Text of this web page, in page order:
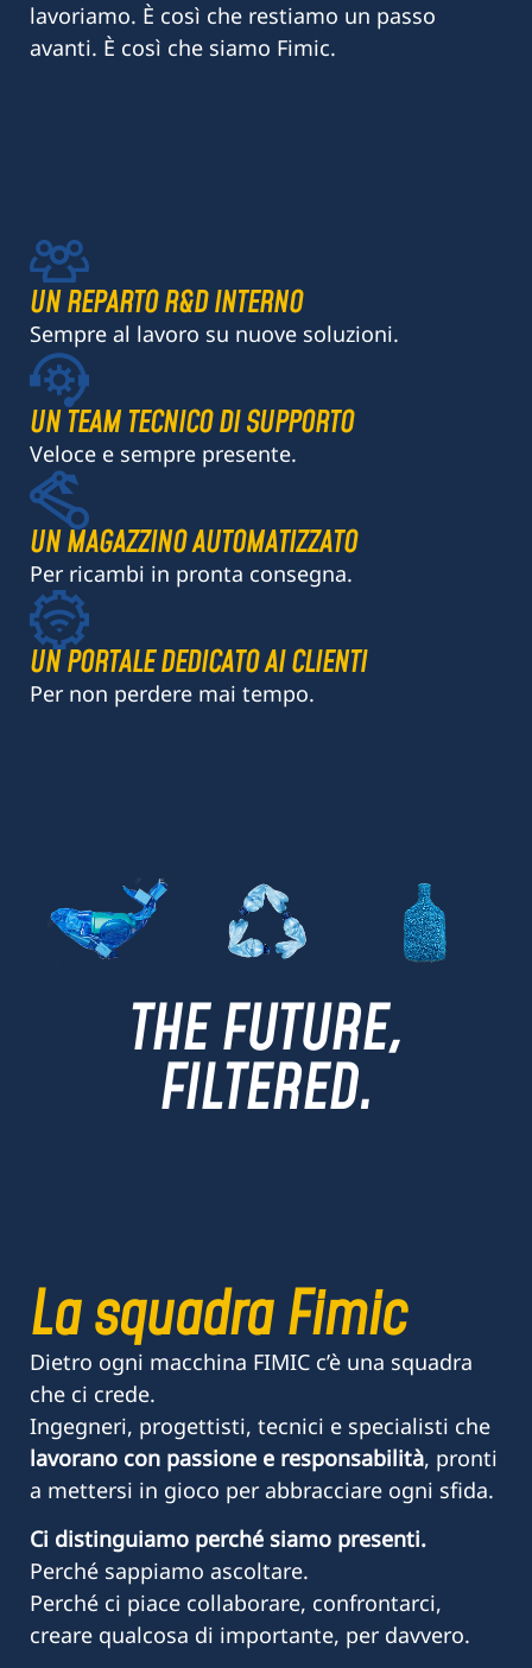
lavoriamo. È così che restiamo un passo
avanti. È così che siamo Fimic.
UN REPARTO R&D INTERNO
Sempre al lavoro su nuove soluzioni.
UN TEAM TECNICO DI SUPPORTO
Veloce e sempre presente.
UN MAGAZZINO AUTOMATIZZATO
Per ricambi in pronta consegna.
UN PORTALE DEDICATO AI CLIENTI
Per non perdere mai tempo.
THE FUTURE,
FILTERED.
La squadra Fimic
Dietro ogni macchina FIMIC c’è una squadra
che ci crede.
Ingegneri, progettisti, tecnici e specialisti che
lavorano con passione e responsabilità, pronti
a mettersi in gioco per abbracciare ogni sfida.
Ci distinguiamo perché siamo presenti.
Perché sappiamo ascoltare.
Perché ci piace collaborare, confrontarci,
creare qualcosa di importante, per davvero.